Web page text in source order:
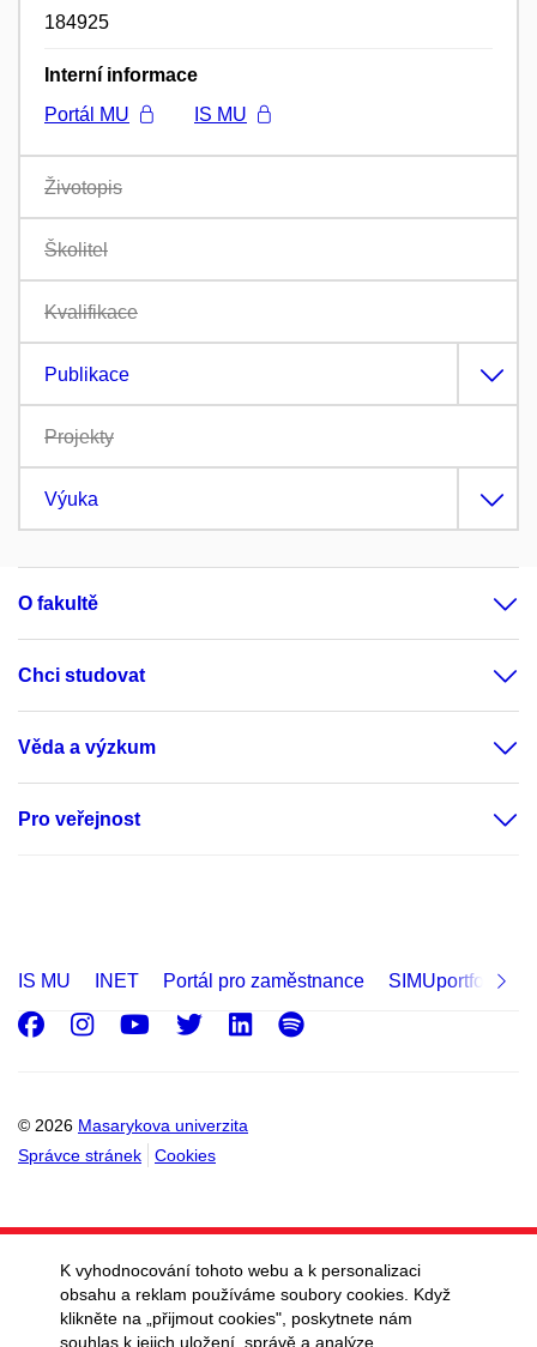
184925
Interní informace
Portál MU
IS MU
Životopis
Školitel
Kvalifikace
Publikace
Projekty
Výuka
O fakultě
Chci studovat
Věda a výzkum
Pro veřejnost
IS MU INET Portál pro zaměstnance SIMUportfolio
© 2026 Masarykova univerzita
Správce stránek
Cookies
Facebook
Instagram
Youtube
Twitter
LinkedIn
Spotify
K vyhodnocování tohoto webu a k personalizaci
obsahu a reklam používáme soubory cookies. Když
klikněte na „přijmout cookies", poskytnete nám
souhlas k jejich uložení, správě a analýze.